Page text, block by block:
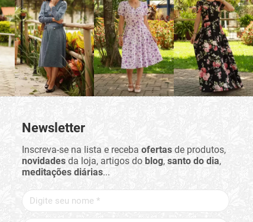
Newsletter
Inscreva-se na lista e receba ofertasde produtos,
novidadesda loja, artigos do blog, santo do dia,
meditações diárias...